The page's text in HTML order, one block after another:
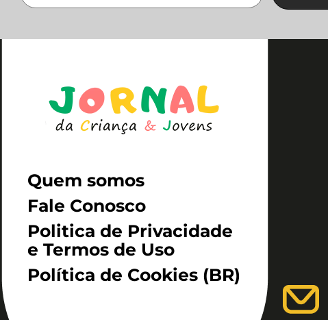
Quem somos
Fale Conosco
Politica de Privacidade
e Termos de Uso
Política de Cookies (BR)